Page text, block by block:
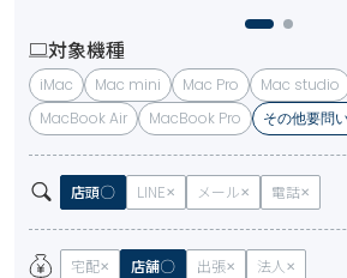
対象機種
iMac Mac mini Mac Pro Mac studio
MacBook Air
MacBook Pro その他要問
店頭 LINE メール 電話
宅配 店舗 出張 法人